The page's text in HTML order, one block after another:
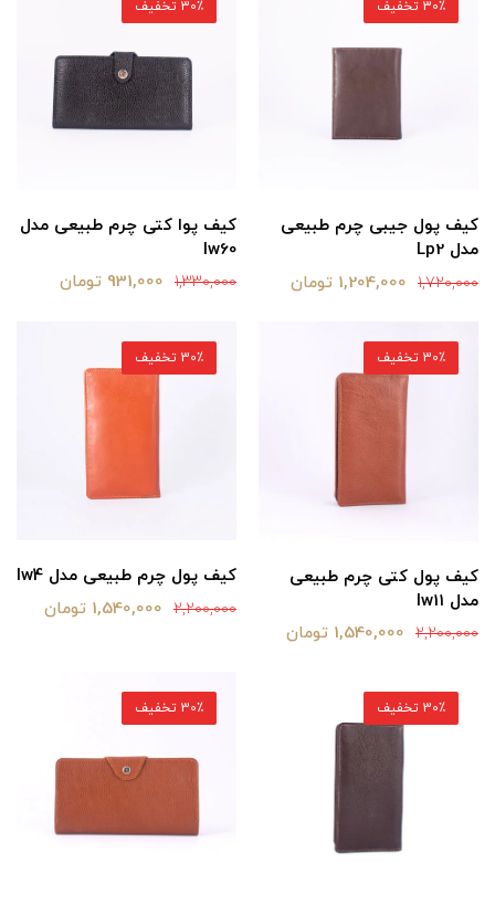
کیف پول جیبی چرم طبیعی
مدل Lp2
1,720,000 1,204,000 تومان
30٪ تخفیف
کیف پوا کتی چرم طبیعی مدل
lw60
1,330,000 931,000 تومان
30٪ تخفیف
کیف پول کتی چرم طبیعی
مدل lw11
2,200,000 1,540,000 تومان
30٪ تخفیف
کیف پول چرم طبیعی مدل lw4
2,200,000 1,540,000 تومان
30٪ تخفیف
30٪ تخفیف 30٪ تخفیف